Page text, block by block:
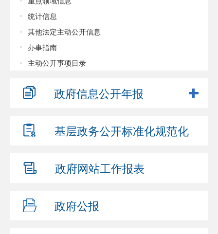
统计信息
其他法定主动公开信息
办事指南
主动公开事项目录
政府信息公开年报
基层政务公开标准化规范化
政府网站工作报表
政府公报